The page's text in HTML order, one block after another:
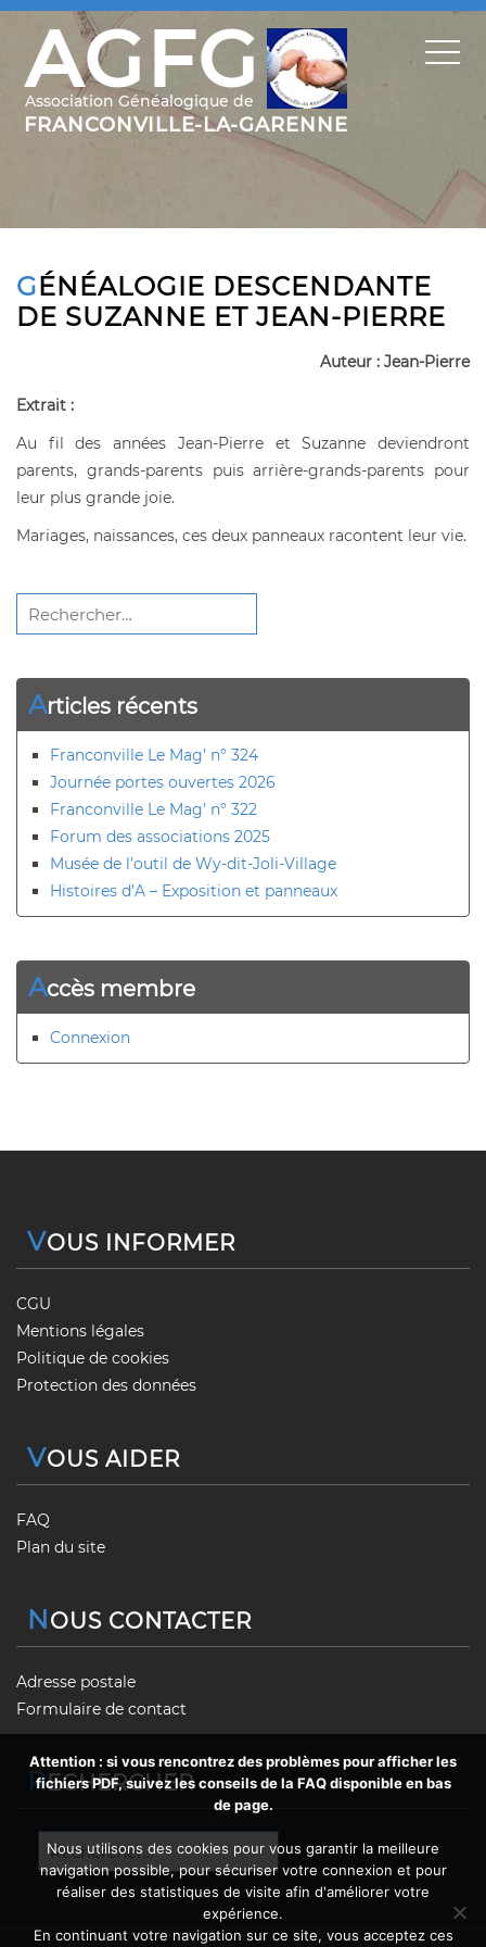
GÉNÉALOGIE DESCENDANTE
DE SUZANNE ET JEAN-PIERRE
Auteur : Jean-Pierre
Extrait :
Au fil des années Jean-Pierre et Suzanne deviendront
parents, grands-parents puis arrière-grands-parents pour
leur plus grande joie.
Mariages, naissances, ces deux panneaux racontent leur vie.
Rechercher :
Articles récents
Franconville Le Mag’ n° 324
Journée portes ouvertes 2026
Franconville Le Mag’ n° 322
Forum des associations 2025
Musée de l’outil de Wy-dit-Joli-Village
Histoires d’A – Exposition et panneaux
Accès membre
Connexion
VOUS INFORMER
CGU
Mentions légales
Politique de cookies
Protection des données
VOUS AIDER
FAQ
Plan du site
NOUS CONTACTER
Adresse postale
Formulaire de contact
RECHERCHER
Rechercher :
Attention : si vous rencontrez des problèmes pour afficher les
fichiers PDF, suivez les conseils de la FAQ disponible en bas
de page.
Nous utilisons des cookies pour vous garantir la meilleure
navigation possible, pour sécuriser votre connexion et pour
réaliser des statistiques de visite afin d'améliorer votre
expérience.
En continuant votre navigation sur ce site, vous acceptez ces